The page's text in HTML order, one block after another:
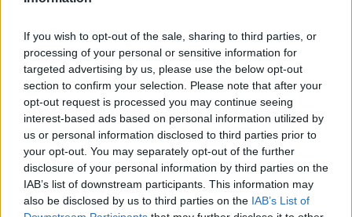
If you wish to opt-out of the sale, sharing to third parties, or
processing of your personal or sensitive information for
targeted advertising by us, please use the below opt-out
section to confirm your selection. Please note that after your
opt-out request is processed you may continue seeing
interest-based ads based on personal information utilized by
us or personal information disclosed to third parties prior to
your opt-out. You may separately opt-out of the further
disclosure of your personal information by third parties on the
IAB’s list of downstream participants. This information may
also be disclosed by us to third parties on the IAB’s List of
Euro Gsm
272.000 Ft (új)
Számos népszerű Samsung Galaxy
készülék kimarad a One UI 9